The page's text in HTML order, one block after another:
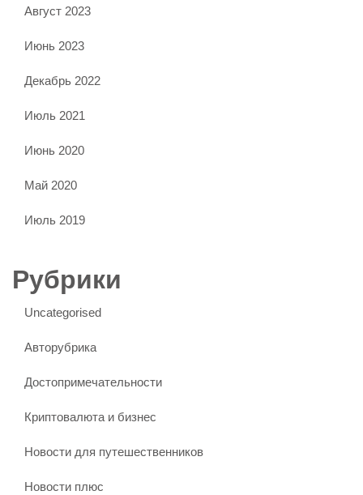
Август 2023
Июнь 2023
Декабрь 2022
Июль 2021
Июнь 2020
Май 2020
Июль 2019
Рубрики
Uncategorised
Авторубрика
Достопримечательности
Криптовалюта и бизнес
Новости для путешественников
Новости плюс